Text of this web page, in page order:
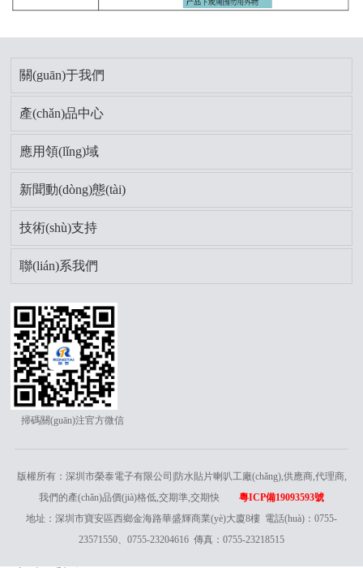
關(guān)于我們
產(chǎn)品中心
應用領(lǐng)域
新聞動(dòng)態(tài)
技術(shù)支持
聯(lián)系我們
掃碼關(guān)注官方微信
版權所有：深圳市榮泰電子有限公司|防水貼片喇叭工廠(chǎng),供應商,代理商,
我們的產(chǎn)品價(jià)格低,交期準,交期快
粵ICP備19093593號
地址：深圳市寶安區西鄉金海路華盛輝商業(yè)大廈8樓 電話(huà)：0755-
23571550、0755-23204616 傳真：0755-23218515